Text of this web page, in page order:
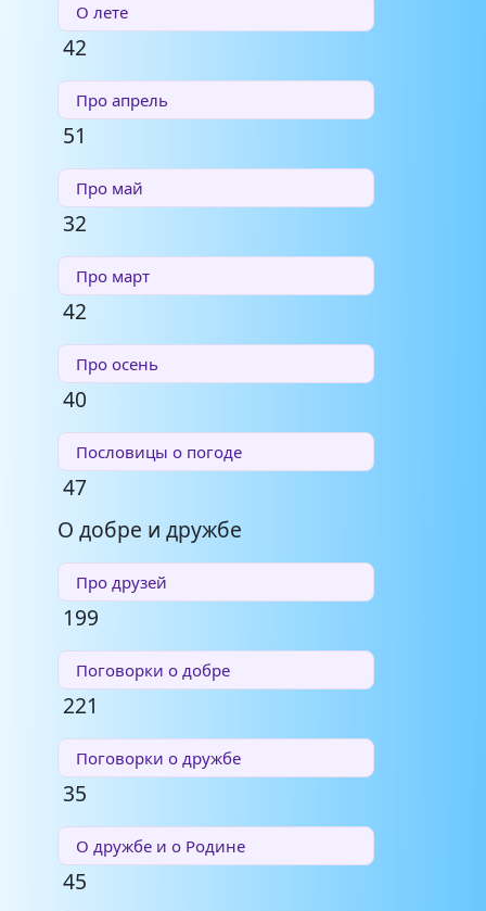
О лете
42
Про апрель
51
Про май
32
Про март
42
Про осень
40
Пословицы о погоде
47
О добре и дружбе
Про друзей
199
Поговорки о добре
221
Поговорки о дружбе
35
О дружбе и о Родине
45